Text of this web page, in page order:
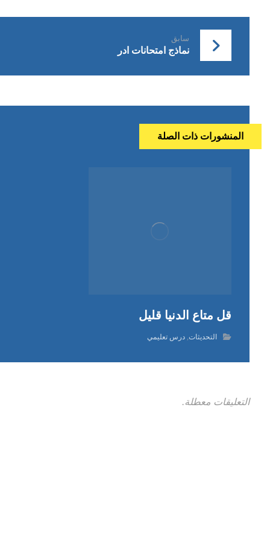
سابق
نماذج امتحانات ادر
المنشورات ذات الصلة
قل متاع الدنيا قليل
التحديثات, درس تعليمي
التعليقات معطلة.